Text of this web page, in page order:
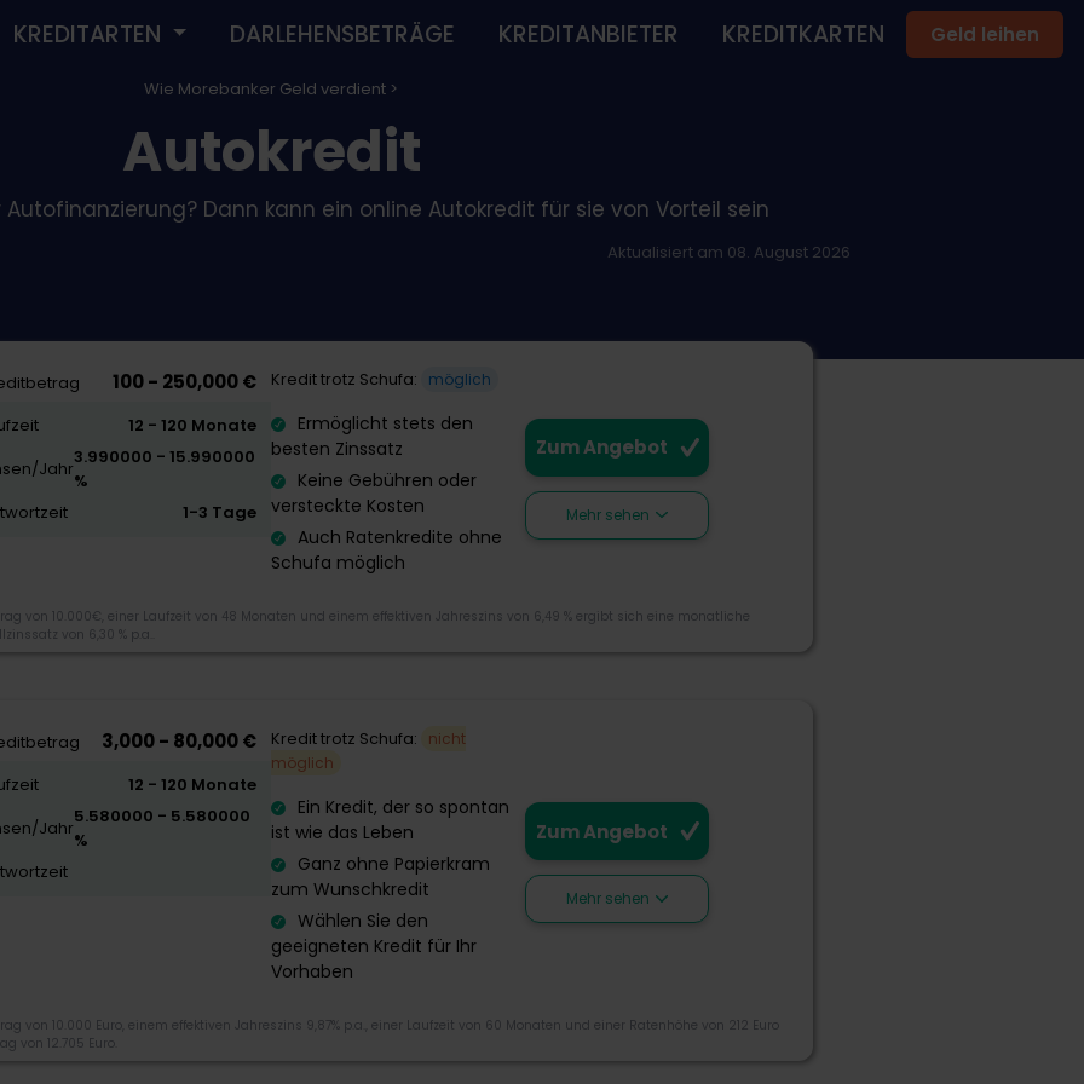
KREDITARTEN DARLEHENSBETRÄGE KREDITANBIETER KREDITKARTEN Geld leihen
Wie Morebanker Geld verdient >
Autokredit
Autofinanzierung? Dann kann ein online Autokredit für sie von Vorteil sein
Aktualisiert am 08. August 2026
100 - 250,000 €
12 - 120 Monate
Jahr
3.990000 - 15.990000
%
1-3 Tage
Kredit trotz Schufa: möglich
Ermöglicht stets den
besten Zinssatz
Keine Gebühren oder
versteckte Kosten
Auch Ratenkredite ohne
Schufa möglich
Zum Angebot
Mehr sehen
von 10.000€, einer Laufzeit von 48 Monaten und einem effektiven Jahreszins von 6,49 % ergibt sich eine monatliche
von 6,30 % p.a..
3.9
Morebanker Bewertung
Kreditangebot
Flexibilität
Schnelligkeit
Nachteile
Kundenservice kann nur über E-Mail erreicht werden
Informationen zu den einzelnen Prozessen könnten
3,000 - 80,000 €
12 - 120 Monate
Jahr
5.580000 - 5.580000
%
Kredit trotz Schufa:
nicht
möglich
Ein Kredit, der so spontan
ist wie das Leben
Ganz ohne Papierkram
zum Wunschkredit
Wählen Sie den
geeigneten Kredit für Ihr
Vorhaben
Zum Angebot
Mehr sehen
von 10.000 Euro, einem effektiven Jahreszins 9,87% p.a., einer Laufzeit von 60 Monaten und einer Ratenhöhe von 212 Euro
von 12.705 Euro.